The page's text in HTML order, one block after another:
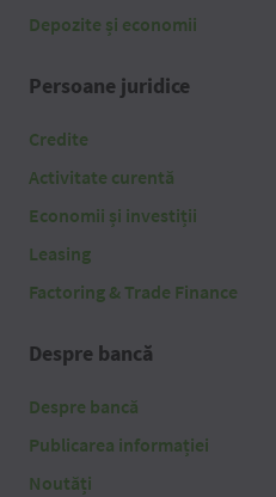
Depozite și economii
Persoane juridice
Credite
Activitate curentă
Economii și investiții
Leasing
Factoring & Trade Finance
Despre bancă
Despre bancă
Publicarea informației
Noutăți